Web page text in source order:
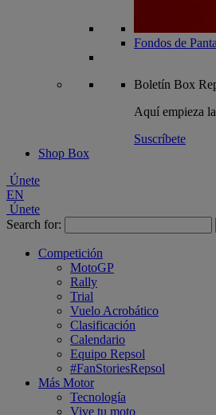
Fondos de
Boletín Box
Aquí empieza
Suscríbete
Shop Box
Únete
EN
Únete
Search for:
Competición
MotoGP
Rally
Trial
Vuelo Acrobático
Clasificación
Calendario
Equipo Repsol
#FanStoriesRepsol
Más Motor
Tecnología
Vive tu moto